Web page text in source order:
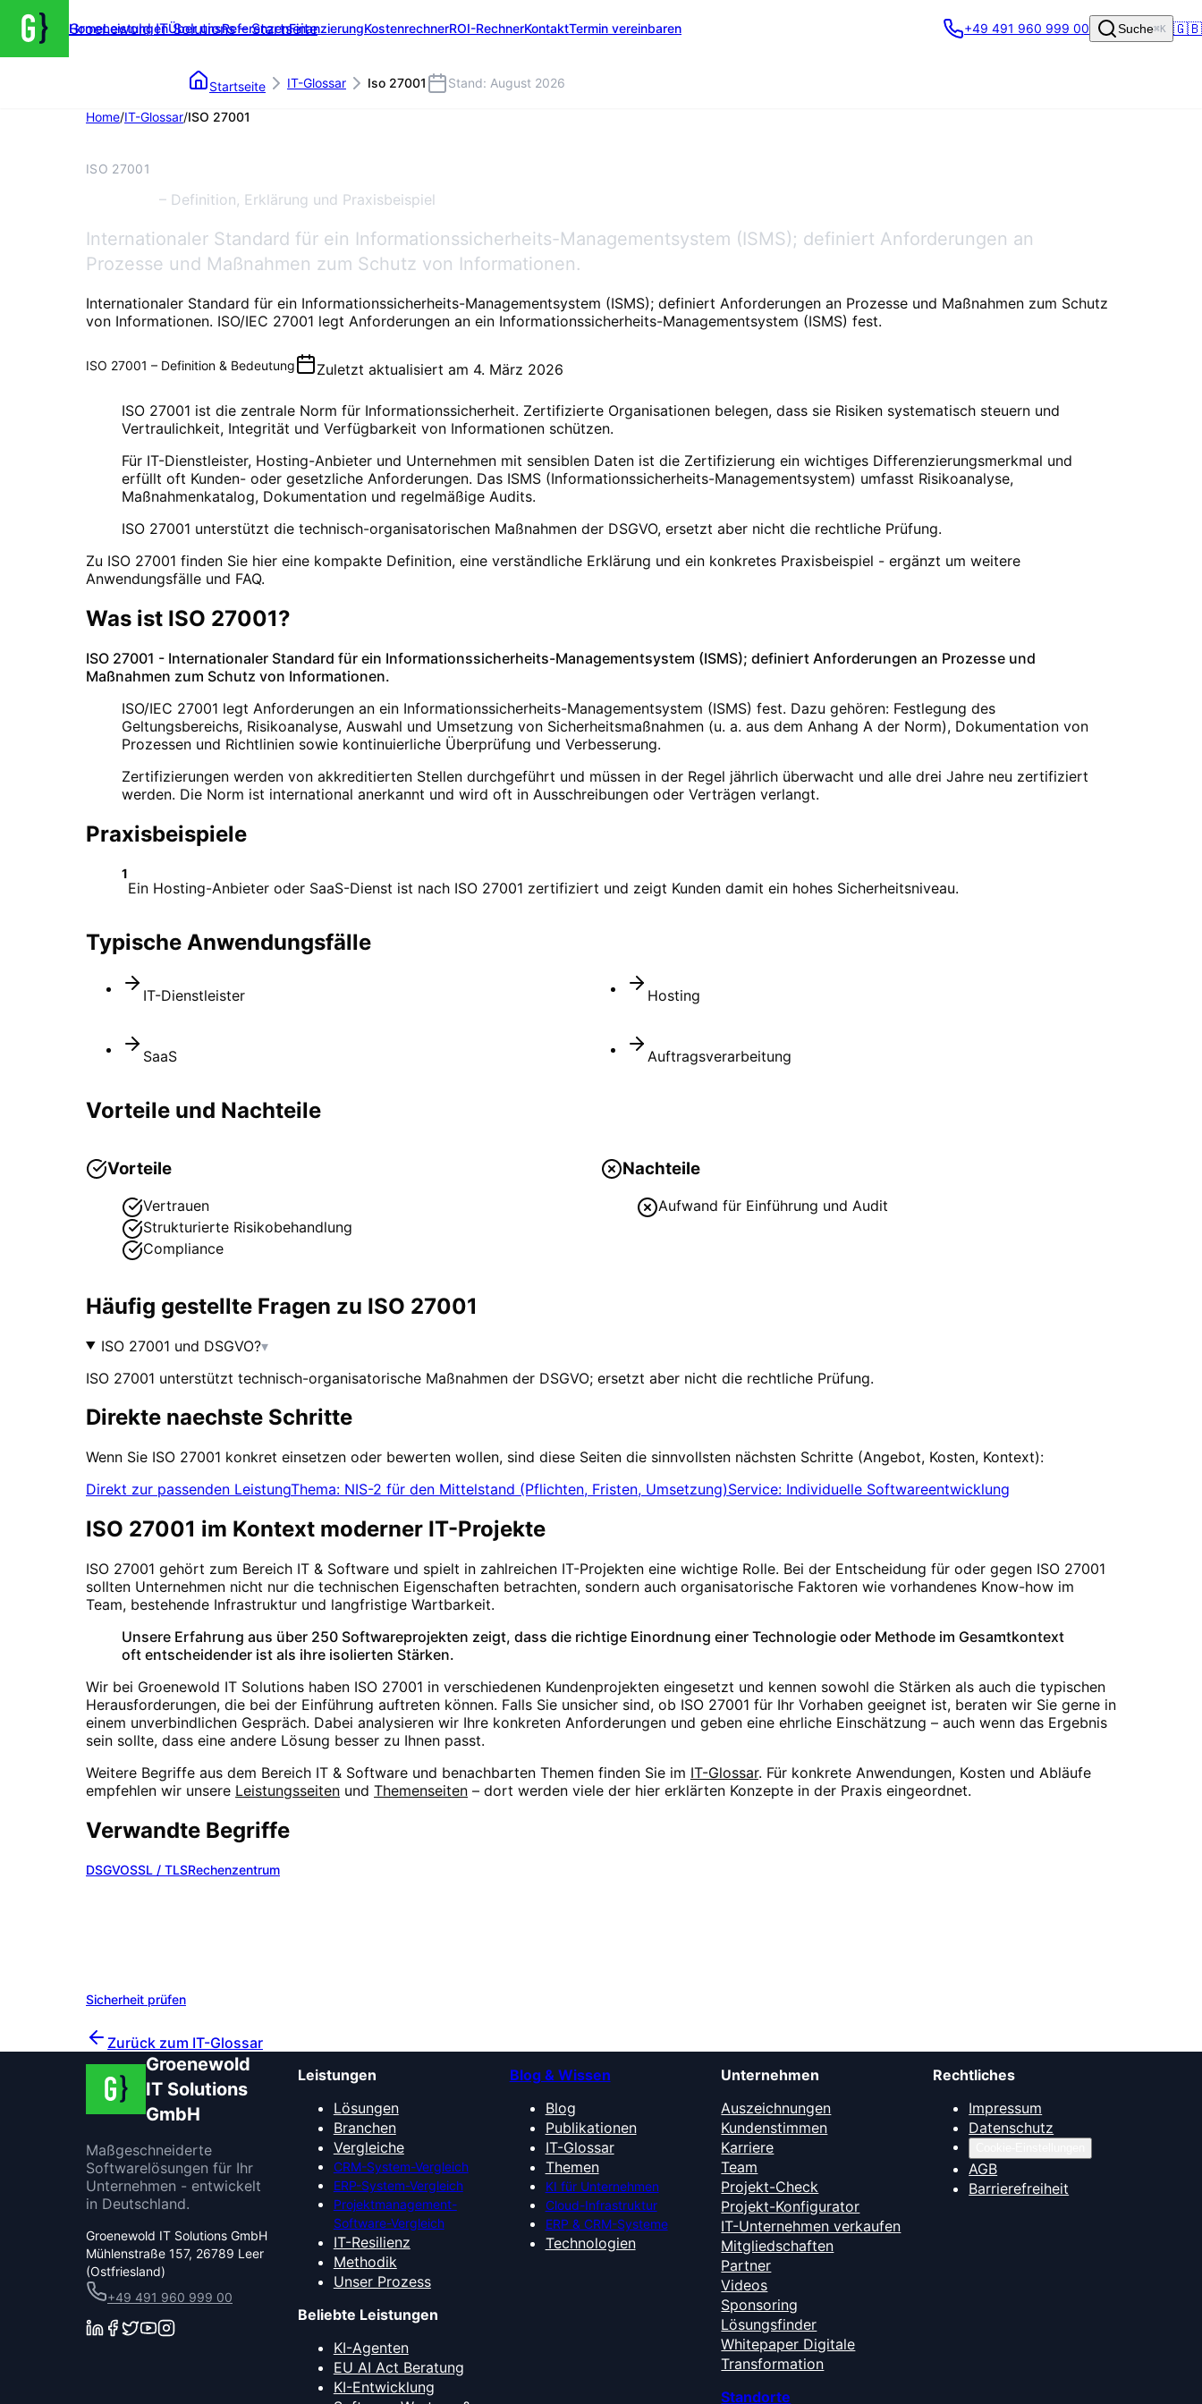
Groenewold IT Solutions – Startseite
HomeLeistungenÜber unsReferenzenFinanzierungKostenrechnerROI-RechnerKontaktTermin vereinbaren
Startseite IT-Glossar Iso 27001 Stand: August 2026
+49 491 960 999 00 Suche⌘K 🇬🇧
Home/IT-Glossar/ISO 27001
ISO 27001
– Definition, Erklärung und Praxisbeispiel
Internationaler Standard für ein Informationssicherheits-Managementsystem (ISMS); definiert Anforderungen an
Prozesse und Maßnahmen zum Schutz von Informationen.
Internationaler Standard für ein Informationssicherheits-Managementsystem (ISMS); definiert Anforderungen an Prozesse und Maßnahmen zum Schutz
von Informationen. ISO/IEC 27001 legt Anforderungen an ein Informationssicherheits-Managementsystem (ISMS) fest.
ISO 27001 – Definition & Bedeutung Zuletzt aktualisiert am 4. März 2026
ISO 27001 ist die zentrale Norm für Informationssicherheit. Zertifizierte Organisationen belegen, dass sie Risiken systematisch steuern und
Vertraulichkeit, Integrität und Verfügbarkeit von Informationen schützen.
Für IT-Dienstleister, Hosting-Anbieter und Unternehmen mit sensiblen Daten ist die Zertifizierung ein wichtiges Differenzierungsmerkmal und
erfüllt oft Kunden- oder gesetzliche Anforderungen. Das ISMS (Informationssicherheits-Managementsystem) umfasst Risikoanalyse,
Maßnahmenkatalog, Dokumentation und regelmäßige Audits.
ISO 27001 unterstützt die technisch-organisatorischen Maßnahmen der DSGVO, ersetzt aber nicht die rechtliche Prüfung.
Zu ISO 27001 finden Sie hier eine kompakte Definition, eine verständliche Erklärung und ein konkretes Praxisbeispiel - ergänzt um weitere
Anwendungsfälle und FAQ.
Was ist ISO 27001?
ISO 27001 - Internationaler Standard für ein Informationssicherheits-Managementsystem (ISMS); definiert Anforderungen an Prozesse und
Maßnahmen zum Schutz von Informationen.
ISO/IEC 27001 legt Anforderungen an ein Informationssicherheits-Managementsystem (ISMS) fest. Dazu gehören: Festlegung des
Geltungsbereichs, Risikoanalyse, Auswahl und Umsetzung von Sicherheitsmaßnahmen (u. a. aus dem Anhang A der Norm), Dokumentation von
Prozessen und Richtlinien sowie kontinuierliche Überprüfung und Verbesserung.
Zertifizierungen werden von akkreditierten Stellen durchgeführt und müssen in der Regel jährlich überwacht und alle drei Jahre neu zertifiziert
werden. Die Norm ist international anerkannt und wird oft in Ausschreibungen oder Verträgen verlangt.
Praxisbeispiele
1
Ein Hosting-Anbieter oder SaaS-Dienst ist nach ISO 27001 zertifiziert und zeigt Kunden damit ein hohes Sicherheitsniveau.
Typische Anwendungsfälle
IT-Dienstleister Hosting
SaaS Auftragsverarbeitung
Vorteile und Nachteile
Vorteile
Vertrauen
Strukturierte Risikobehandlung
Compliance
Nachteile
Aufwand für Einführung und Audit
Häufig gestellte Fragen zu ISO 27001
ISO 27001 und DSGVO?▾
ISO 27001 unterstützt technisch-organisatorische Maßnahmen der DSGVO; ersetzt aber nicht die rechtliche Prüfung.
Direkte naechste Schritte
Wenn Sie ISO 27001 konkret einsetzen oder bewerten wollen, sind diese Seiten die sinnvollsten nächsten Schritte (Angebot, Kosten, Kontext):
Direkt zur passenden LeistungThema: NIS-2 für den Mittelstand (Pflichten, Fristen, Umsetzung)Service: Individuelle Softwareentwicklung
ISO 27001 im Kontext moderner IT-Projekte
ISO 27001 gehört zum Bereich IT & Software und spielt in zahlreichen IT-Projekten eine wichtige Rolle. Bei der Entscheidung für oder gegen ISO 27001
sollten Unternehmen nicht nur die technischen Eigenschaften betrachten, sondern auch organisatorische Faktoren wie vorhandenes Know-how im
Team, bestehende Infrastruktur und langfristige Wartbarkeit.
Unsere Erfahrung aus über 250 Softwareprojekten zeigt, dass die richtige Einordnung einer Technologie oder Methode im Gesamtkontext
oft entscheidender ist als ihre isolierten Stärken.
Wir bei Groenewold IT Solutions haben ISO 27001 in verschiedenen Kundenprojekten eingesetzt und kennen sowohl die Stärken als auch die typischen
Herausforderungen, die bei der Einführung auftreten können. Falls Sie unsicher sind, ob ISO 27001 für Ihr Vorhaben geeignet ist, beraten wir Sie gerne in
einem unverbindlichen Gespräch. Dabei analysieren wir Ihre konkreten Anforderungen und geben eine ehrliche Einschätzung – auch wenn das Ergebnis
sein sollte, dass eine andere Lösung besser zu Ihnen passt.
Weitere Begriffe aus dem Bereich IT & Software und benachbarten Themen finden Sie im IT-Glossar. Für konkrete Anwendungen, Kosten und Abläufe
empfehlen wir unsere Leistungsseiten und Themenseiten – dort werden viele der hier erklärten Konzepte in der Praxis eingeordnet.
Verwandte Begriffe
DSGVOSSL / TLSRechenzentrum
Sicherheit prüfen
Zurück zum IT-Glossar
Groenewold
IT Solutions
GmbH
Maßgeschneiderte
Softwarelösungen für Ihr
Unternehmen - entwickelt
in Deutschland.
Groenewold IT Solutions GmbH
Mühlenstraße 157, 26789 Leer
(Ostfriesland)
+49 491 960 999 00
Leistungen
Lösungen
Branchen
Vergleiche
CRM-System-Vergleich
ERP-System-Vergleich
Projektmanagement-
Software-Vergleich
IT-Resilienz
Methodik
Unser Prozess
Beliebte Leistungen
KI-Agenten
EU AI Act Beratung
KI-Entwicklung
Blog & Wissen
Blog
Publikationen
IT-Glossar
Themen
KI für Unternehmen
Cloud-Infrastruktur
ERP & CRM-Systeme
Technologien
Unternehmen
Auszeichnungen
Kundenstimmen
Karriere
Team
Projekt-Check
Projekt-Konfigurator
IT-Unternehmen verkaufen
Mitgliedschaften
Partner
Videos
Sponsoring
Lösungsfinder
Whitepaper Digitale
Transformation
Standorte
Rechtliches
Impressum
Datenschutz
AGB
Barrierefreiheit